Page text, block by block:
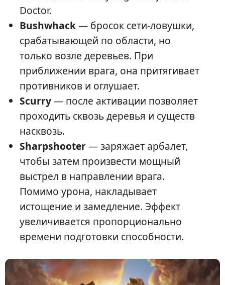
Doctor.
Bushwhack— бросок сети-ловушки,
срабатывающей по области, но
только возле деревьев. При
приближении врага, она притягивает
противников и оглушает.
Scurry— после активации позволяет
проходить сквозь деревья и существ
насквозь.
Sharpshooter— заряжает арбалет,
чтобы затем произвести мощный
выстрел в направлении врага.
Помимо урона, накладывает
истощение и замедление. Эффект
увеличивается пропорционально
времени подготовки способности.